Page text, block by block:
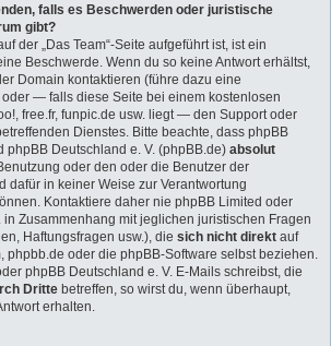
falls es Beschwerden oder juristische
gibt?
der „Das Team“-Seite aufgeführt ist, ist ein
Beschwerde. Wenn du so keine Antwort erhältst,
Domain kontaktieren (führe dazu eine
— falls diese Seite bei einem kostenlosen
free.fr, funpic.de usw. liegt — den Support oder
Dienstes. Bitte beachte, dass phpBB
phpBB Deutschland e. V. (phpBB.de) absolut
oder den oder die Benutzer der
dafür in keiner Weise zur Verantwortung
Kontaktiere daher nie phpBB Limited oder
in Zusammenhang mit jeglichen juristischen Fragen
Haftungsfragen usw.), die sich nicht direkt auf
phpbb.de oder die phpBB-Software selbst beziehen.
phpBB Deutschland e. V. E-Mails schreibst, die
Dritte betreffen, so wirst du, wenn überhaupt,
erhalten.